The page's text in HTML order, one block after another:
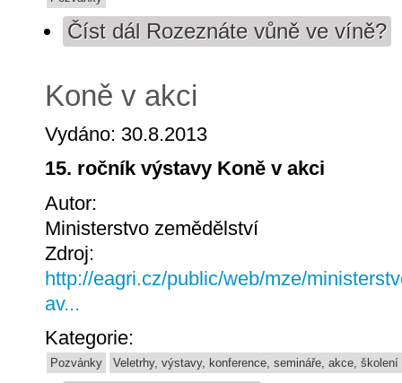
Číst dál Rozeznáte vůně ve víně?
Koně v akci
Vydáno: 30.8.2013
15. ročník výstavy Koně v akci
Autor:
Ministerstvo zemědělství
Zdroj:
http://eagri.cz/public/web/mze/
av...
Kategorie:
Pozvánky Veletrhy, výstavy, konference, semináře, akce, školení